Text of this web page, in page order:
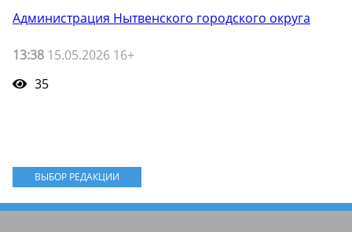
Администрация Нытвенского городского округа
13:38 15.05.2026 16+
35
ВЫБОР РЕДАКЦИИ